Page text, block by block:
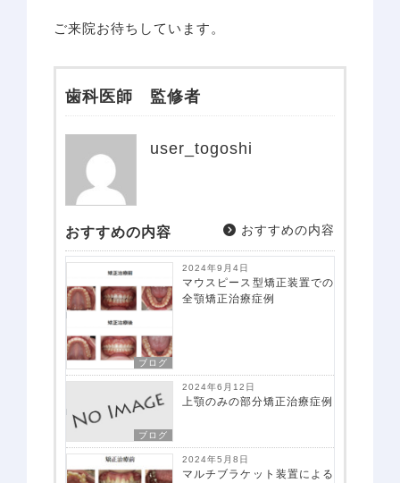
虫歯・感染根菅治療
入れ歯・義歯
矯正治療案内 矯正治療症例について
取扱矯正装置
よくある質問・リスク・注意点
矯正症例
ご来院お待ちしています。
歯科医師 監修者
user_togoshi
おすすめの内容 おすすめの内容
ブログ
2024年9月4日
マウスピース型矯正装置での
全顎矯正治療症例
ブログ
2024年6月12日
上顎のみの部分矯正治療症例
2024年5月8日
マルチブラケット装置による